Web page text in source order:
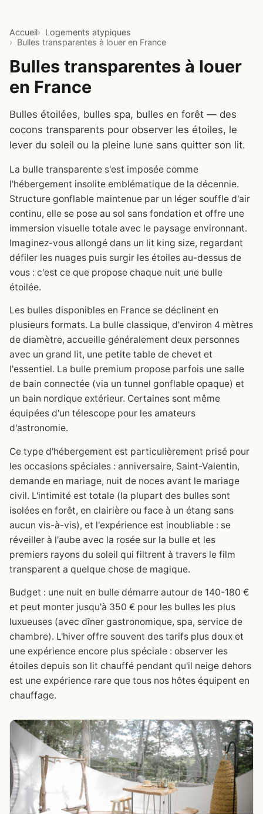
Accueil
Logements atypiques
Bulles transparentes à louer en France
Bulles transparentes à louer
en France
Bulles étoilées, bulles spa, bulles en forêt — des
cocons transparents pour observer les étoiles, le
lever du soleil ou la pleine lune sans quitter son lit.
La bulle transparente s'est imposée comme
l'hébergement insolite emblématique de la décennie.
Structure gonflable maintenue par un léger souffle d'air
continu, elle se pose au sol sans fondation et offre une
immersion visuelle totale avec le paysage environnant.
Imaginez-vous allongé dans un lit king size, regardant
défiler les nuages puis surgir les étoiles au-dessus de
vous : c'est ce que propose chaque nuit une bulle
étoilée.
Les bulles disponibles en France se déclinent en
plusieurs formats. La bulle classique, d'environ 4 mètres
de diamètre, accueille généralement deux personnes
avec un grand lit, une petite table de chevet et
l'essentiel. La bulle premium propose parfois une salle
de bain connectée (via un tunnel gonflable opaque) et
un bain nordique extérieur. Certaines sont même
équipées d'un télescope pour les amateurs
d'astronomie.
Ce type d'hébergement est particulièrement prisé pour
les occasions spéciales : anniversaire, Saint-Valentin,
demande en mariage, nuit de noces avant le mariage
civil. L'intimité est totale (la plupart des bulles sont
isolées en forêt, en clairière ou face à un étang sans
aucun vis-à-vis), et l'expérience est inoubliable : se
réveiller à l'aube avec la rosée sur la bulle et les
premiers rayons du soleil qui filtrent à travers le film
transparent a quelque chose de magique.
Budget : une nuit en bulle démarre autour de 140-180 €
et peut monter jusqu'à 350 € pour les bulles les plus
luxueuses (avec dîner gastronomique, spa, service de
chambre). L'hiver offre souvent des tarifs plus doux et
une expérience encore plus spéciale : observer les
étoiles depuis son lit chauffé pendant qu'il neige dehors
est une expérience rare que tous nos hôtes équipent en
chauffage.